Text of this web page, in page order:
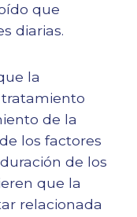
que
diarias.
la
de la
los factores
de los
que la
relacionada